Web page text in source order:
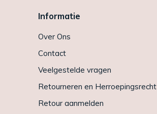
Informatie
Over Ons
Contact
Veelgestelde vragen
Retourneren en Herroepingsrecht
Retour aanmelden